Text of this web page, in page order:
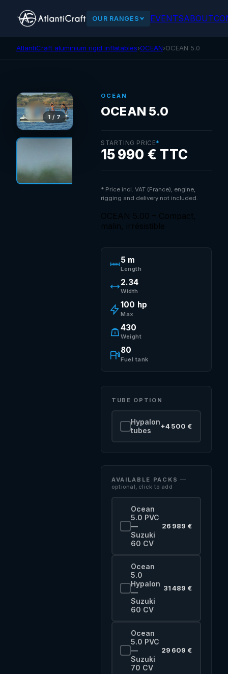
OUR RANGES EVENTSABOUT
AtlantiCraft aluminium rigid inflatables›OCEAN›OCEAN 5.0
1 / 7
OCEAN
OCEAN 5.0
STARTING PRICE*
15 990 € TTC
* Price incl. VAT (France), engine,
rigging and delivery not included.
OCEAN 5.00 – Compact,
malin, irrésistible
5 m
Length
2.34
Width
100 hp
Max
430
Weight
80
Fuel tank
TUBE OPTION
Hypalon
tubes
+4 500 €
AVAILABLE PACKS —
optional, click to add
Ocean
5.0 PVC
—
Suzuki
60 CV
26 989 €
Ocean
5.0
Hypalon
—
Suzuki
60 CV
31 489 €
Ocean
5.0 PVC
—
Suzuki
70 CV
29 609 €